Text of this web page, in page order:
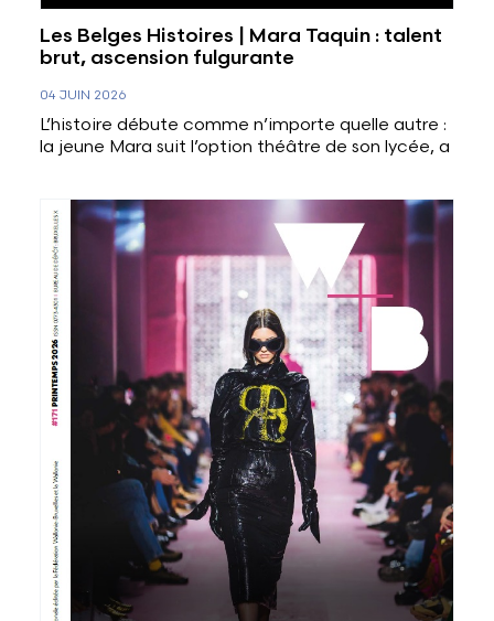
Les Belges Histoires | Mara Taquin : talent
brut, ascension fulgurante
04 JUIN 2026
L’histoire débute comme n’importe quelle autre :
la jeune Mara suit l’option théâtre de son lycée, a
Voir plus